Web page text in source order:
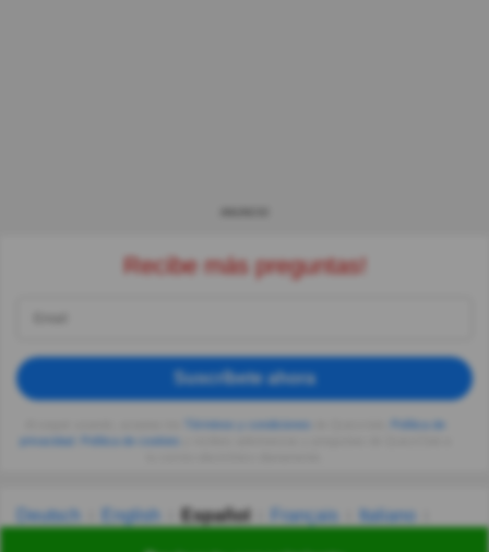
Recibe más preguntas!
Suscríbete ahora
privacidad
Deutsch English Español Français
Italiano